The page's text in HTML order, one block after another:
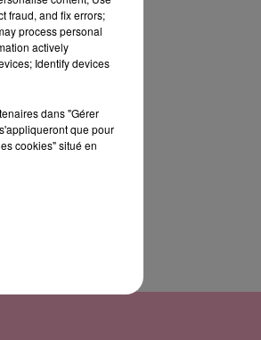
fraud, and fix errors;
process personal
actively
Identify devices
dans "Gérer
que pour
cookies" situé en